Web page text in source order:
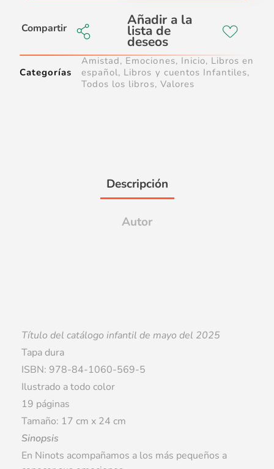
Compartir
Categorías
Amistad, Emociones, Inicio, Libros en
español, Libros y cuentos Infantiles,
Todos los libros, Valores
Descripción
Autor
Título del catálogo infantil de mayo del 2025
Tapa dura
ISBN: 978-84-1060-569-5
Ilustrado a todo color
19 páginas
Tamaño: 17 cm x 24 cm
Sinopsis
En Ninots acompañamos a los más pequeños a